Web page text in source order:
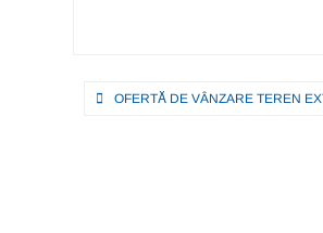
A
b
n
Navigare
OFERTĂ DE VÂNZARE TEREN